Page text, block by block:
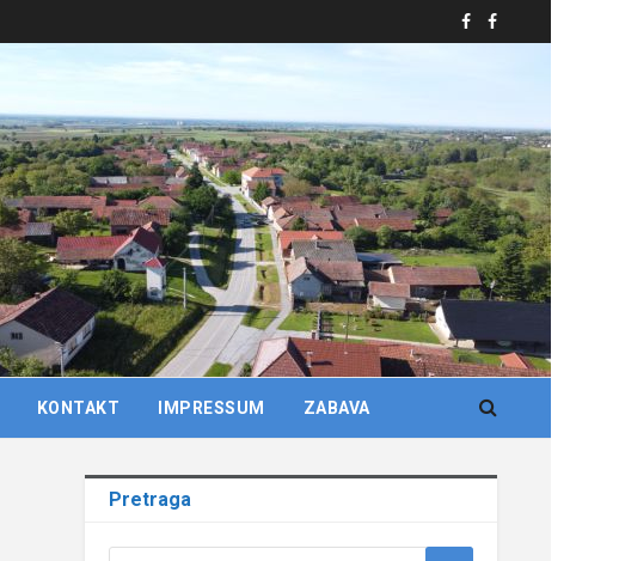
KONTAKT IMPRESSUM ZABAVA
Pretraga